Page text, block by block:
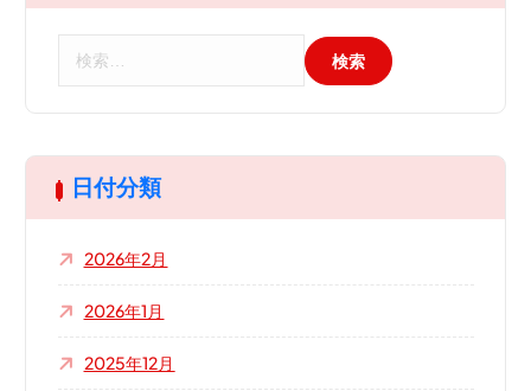
日付分類
2026年2月
2026年1月
2025年12月